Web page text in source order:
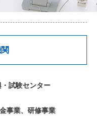
試験センター
事業、研修事業